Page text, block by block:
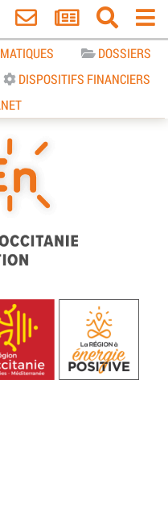
DOSSIERS
DISPOSITIFS FINANCIERS
Territoires
Transition